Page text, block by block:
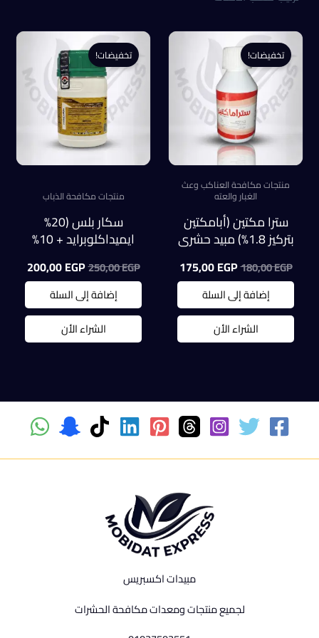
تخفيضات!
منتجات مكافحة العناكب وعث
الغبار والعته
سترا مكتين (أبامكتين
بتركيز 1.8%) مبيد حشري
وعث الغبار والعته
180,00EGP السعر
الأصلي
هو:
180,00 EGP.
175,00EGP
الحالي
175,00 EGP.
إضافة إلى السلة
الشراء الأن
تخفيضات!
منتجات مكافحة الذباب
سكار بلس (20%
ايميداكلوبرايد + 10%
الطائرة والعناكب عبوة
100 ملل
250,00EGP السعر
الأصلي
هو:
250,00 EGP.
200,00EGP
EGP.
إضافة إلى السلة
الشراء الأن
مبيدات اكسبريس
لجميع منتجات ومعدات مكافحة الحشرات